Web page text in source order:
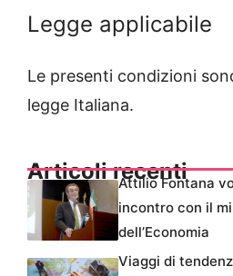
Legge applicabile
Le presenti condizioni
legge Italiana.
Articoli recenti
Attilio Fontana
incontro con il
dell’Economia
Viaggi di